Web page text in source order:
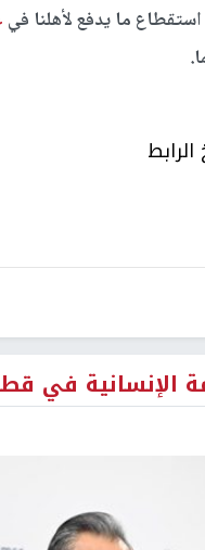
ما يدفع لأهلنا في
الإنسانية في